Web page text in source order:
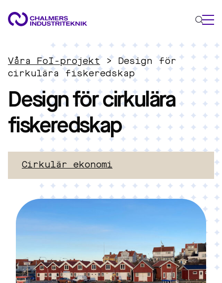
VAD VI GÖR
VÅRA EXPERTOMRÅDEN
Cirkulär ekonomi
Energi
Innovationsledning
Material
Tillämpad AI
AKTUELLT
OM OSS
KONTAKTA OSS
JOBBA HOS OSS
Våra FoI-projekt>
Design för
cirkulära fiskeredskap
Design för cirkulära
fiskeredskap
Cirkulär ekonomi